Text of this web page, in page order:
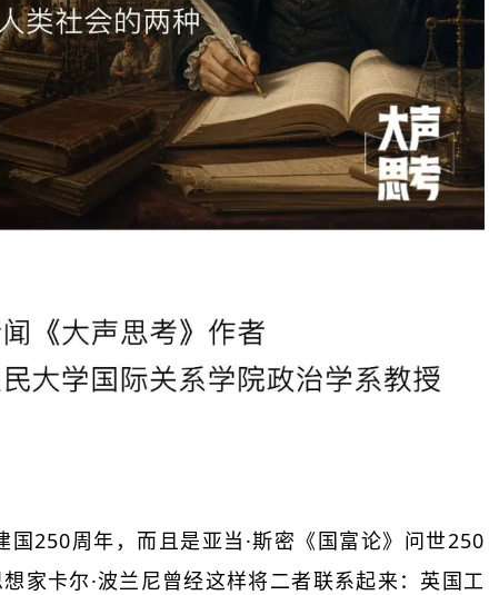
250周年，而且是亚当·斯密《国富论》问世250
家卡尔·波兰尼曾经这样将二者联系起来：英国工